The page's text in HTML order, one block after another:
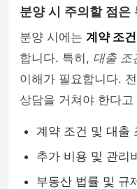
분양 시 주의할 점은
분양 시에는 계약 조건
합니다. 특히, 대출 조
이해가 필요합니다.
상담을 거쳐야 한다
계약 조건 및 대출
추가 비용 및 관리
부동산 법률 및 규